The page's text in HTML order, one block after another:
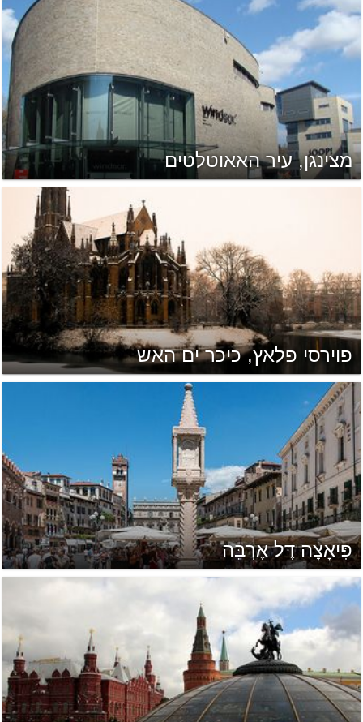
מצינגן, עיר האאוטלטים
פוירסי פלאץ, כיכר ים האש
פִּיאָצָה דֶּל אֶרְבֵּה